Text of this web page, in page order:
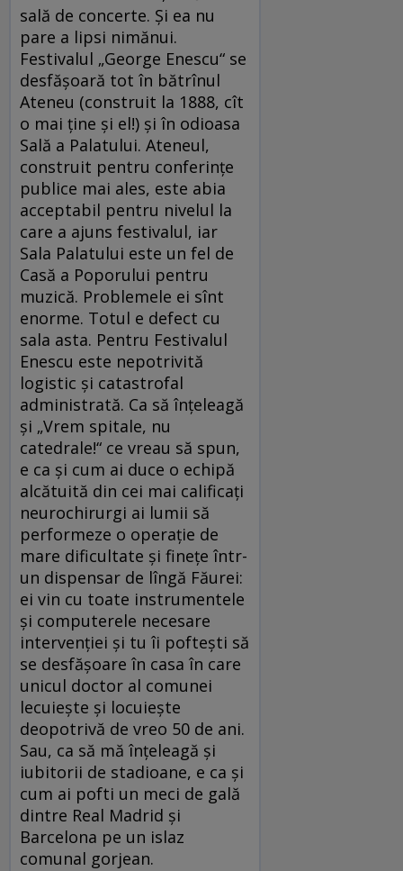
sală de concerte. Și ea nu
pare a lipsi nimănui.
Festivalul „George Enescu“ se
desfășoară tot în bătrînul
Ateneu (construit la 1888, cît
o mai ține și el!) și în odioasa
Sală a Palatului. Ateneul,
construit pentru conferințe
publice mai ales, este abia
acceptabil pentru nivelul la
care a ajuns festivalul, iar
Sala Palatului este un fel de
Casă a Poporului pentru
muzică. Problemele ei sînt
enorme. Totul e defect cu
sala asta. Pentru Festivalul
Enescu este nepotrivită
logistic și catastrofal
administrată. Ca să înțeleagă
și „Vrem spitale, nu
catedrale!“ ce vreau să spun,
e ca și cum ai duce o echipă
alcătuită din cei mai calificați
neurochirurgi ai lumii să
performeze o operație de
mare dificultate și finețe într-
un dispensar de lîngă Făurei:
ei vin cu toate instrumentele
și computerele necesare
intervenției și tu îi poftești să
se desfășoare în casa în care
unicul doctor al comunei
lecuiește și locuiește
deopotrivă de vreo 50 de ani.
Sau, ca să mă înțeleagă și
iubitorii de stadioane, e ca și
cum ai pofti un meci de gală
dintre Real Madrid și
Barcelona pe un islaz
comunal gorjean.